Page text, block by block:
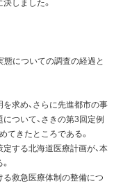
しました。
態についての調査の経過と
求め、さらに先進都市の事
ついて、さきの第3回定例
てきたところである。
する北海道医療計画が、本
る救急医療体制の整備につ